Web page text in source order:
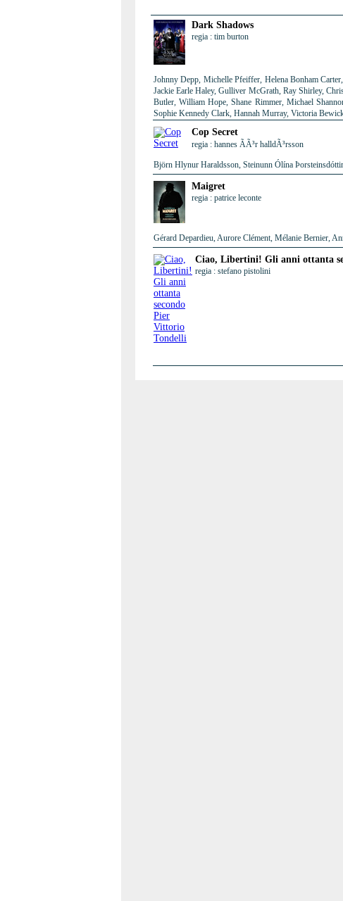
Dark Shadows
regia : tim burton
Johnny Depp, Michelle Pfeiffer, Helena Bonham
Jackie Earle Haley, Gulliver McGrath, Ray Shirley,
Butler, William Hope, Shane Rimmer, Michael
Sophie Kennedy Clark, Hannah Murray, Victoria
Cop Secret
regia : hannes ÃÃ³r halldÃ³rsson
Björn Hlynur Haraldsson, Steinunn Ólína
Maigret
regia : patrice leconte
Gérard Depardieu, Aurore Clément, Mélanie Bernier,
Ciao, Libertini! Gli anni ottanta
regia : stefano pistolini